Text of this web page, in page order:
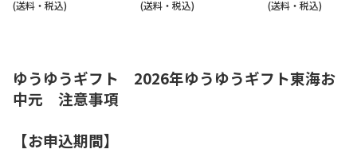
(送料・税込) (送料・税込) (送料・税込)
ゆうゆうギフト 2026年ゆうゆうギフト東海お
中元 注意事項
【お申込期間】